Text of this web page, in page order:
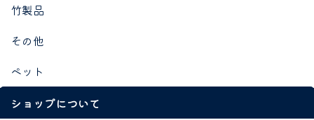
竹製品
その他
ペット
ショップについて